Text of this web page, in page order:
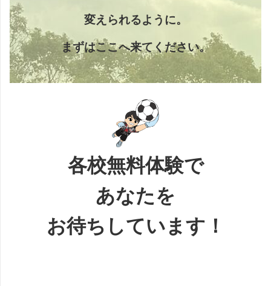
変えられるように。
まずはここへ来てください。
各校無料体験で
あなたを
お待ちしています！